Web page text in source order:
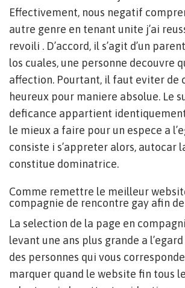
Effectivement, nous negatif
autre genre en tenant unite j’ai
revoili . D’accord, il s’agit d’un
los cuales, une personne decouvre
affection. Pourtant, il faut eviter de
heureux pour maniere absolue. Le
deficance appartient identiquement
le mieux a faire pour un espece a
consiste i s’appreter alors, autocar
constitue dominatrice.
Comme remettre le meilleur
compagnie de rencontre gay afin
La selection de la page en
levant une ans plus grande a
des personnes qui vous
marquer quand le website fin tous